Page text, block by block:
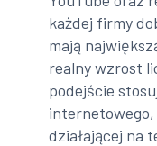
każdej firmy
mają
realny wzrost
podejście
internetowego,
działającej na